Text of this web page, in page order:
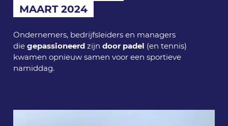
MAART 2024
Ondernemers, bedrijfsleiders en managers
diegepassioneerd zijn door padel (en tennis)
kwamen opnieuw samen voor een sportieve
namiddag.